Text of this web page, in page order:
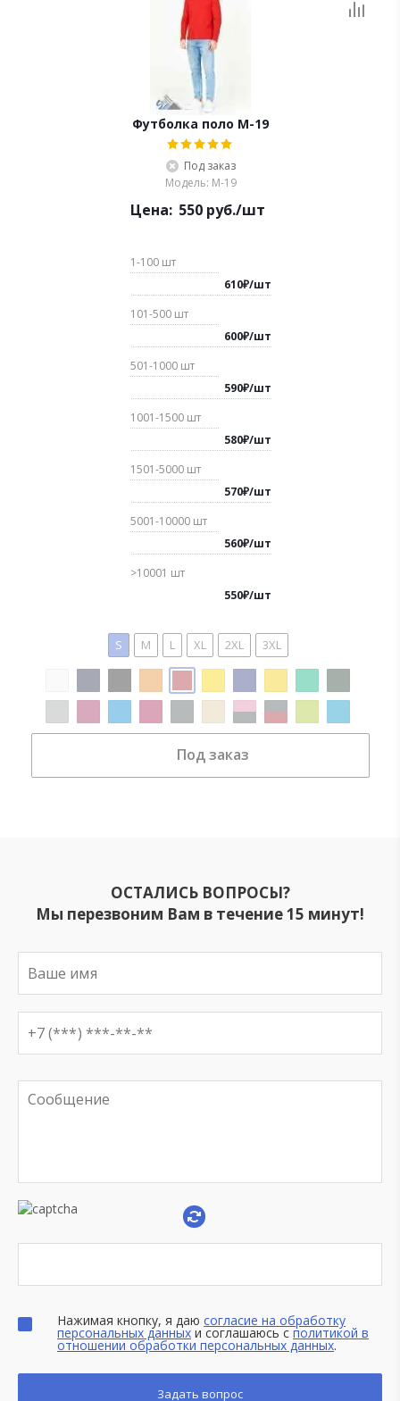
Футболка поло М-19
Под заказ
Модель: М-19
Цена: 550руб./шт
1-100 шт
610₽/шт
101-500 шт
600₽/шт
501-1000 шт
590₽/шт
1001-1500 шт
580₽/шт
1501-5000 шт
570₽/шт
5001-10000 шт
560₽/шт
>10001 шт
550₽/шт
S M L XL 2XL 3XL
Под заказ
ОСТАЛИСЬ ВОПРОСЫ?
Мы перезвоним Вам в течение 15 минут!
Нажимая кнопку, я даю согласие на обработку
персональных данных и соглашаюсь сполитикой в
отношении обработки персональных данных.